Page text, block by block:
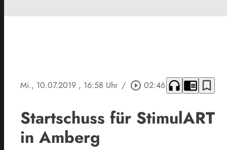
Mi., 10.07.2019 , 16:58 Uhr / play_circle_outline 02:46 headphones chrome_reader_mode bookmark_border
Startschuss für StimulART
in Amberg